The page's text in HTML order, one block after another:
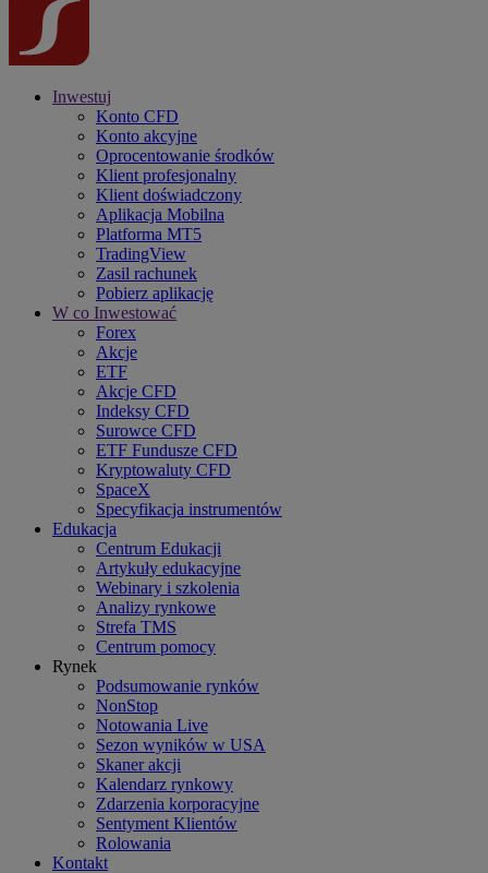
Inwestuj
Konto CFD
Konto akcyjne
Oprocentowanie środków
Klient profesjonalny
Klient doświadczony
Aplikacja Mobilna
Platforma MT5
TradingView
Zasil rachunek
Pobierz aplikację
W co Inwestować
Forex
Akcje
ETF
Akcje CFD
Indeksy CFD
Surowce CFD
ETF Fundusze CFD
Kryptowaluty CFD
SpaceX
Specyfikacja instrumentów
Edukacja
Centrum Edukacji
Artykuły edukacyjne
Webinary i szkolenia
Analizy rynkowe
Strefa TMS
Centrum pomocy
Rynek
Podsumowanie rynków
NonStop
Notowania Live
Sezon wyników w USA
Skaner akcji
Kalendarz rynkowy
Zdarzenia korporacyjne
Sentyment Klientów
Rolowania
Kontakt